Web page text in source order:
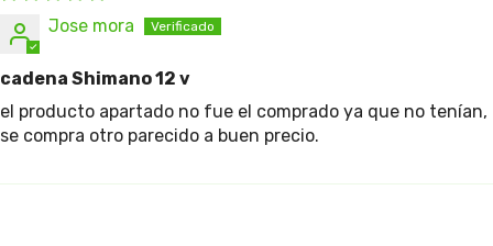
Jose mora
cadena Shimano 12 v
el producto apartado no fue el comprado ya que no tenían,
se compra otro parecido a buen precio.